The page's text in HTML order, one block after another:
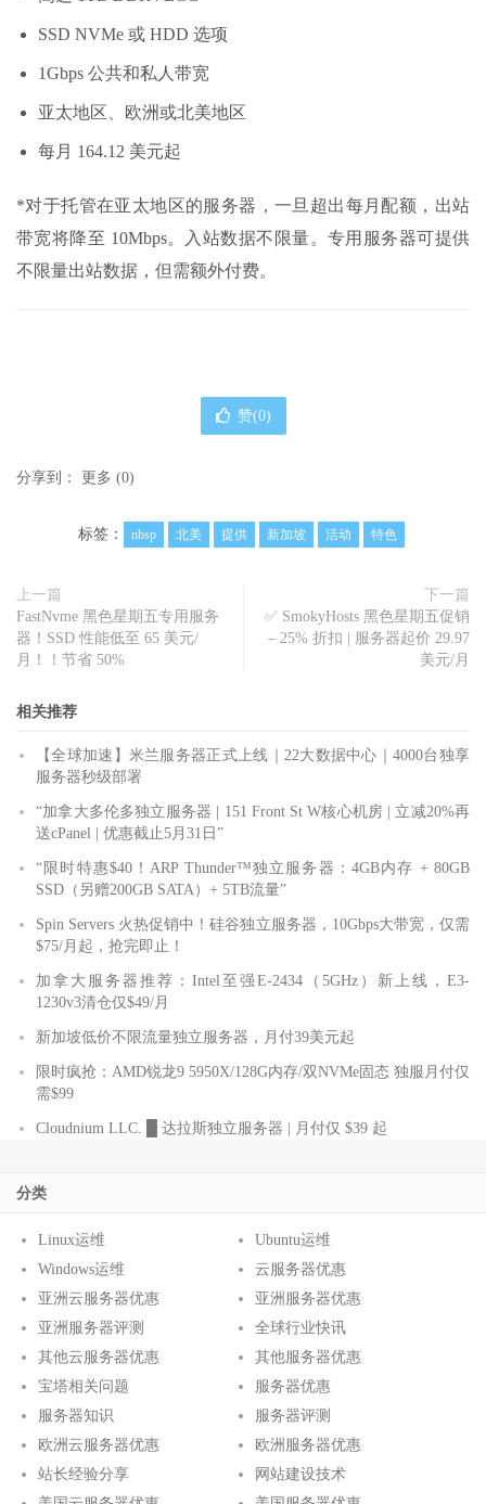
SSD NVMe 或 HDD 选项
1Gbps 公共和私人带宽
亚太地区、欧洲或北美地区
每月 164.12 美元起
*对于托管在亚太地区的服务器，一旦超出每月配额，出站
带宽将降至 10Mbps。入站数据不限量。专用服务器可提供
不限量出站数据，但需额外付费。
赞(0)
分享到： 更多 (0)
标签： nbsp 北美 提供 新加坡 活动 特色
上一篇
FastNvme 黑色星期五专用服务
器！SSD 性能低至 65 美元/
月！！节省 50%
下一篇
✅ SmokyHosts 黑色星期五促销
– 25% 折扣 | 服务器起价 29.97
美元/月
相关推荐
【全球加速】米兰服务器正式上线｜22大数据中心｜4000台独享
服务器秒级部署
“加拿大多伦多独立服务器 | 151 Front St W核心机房 | 立减20%再
送cPanel | 优惠截止5月31日”
“限时特惠$40！ARP Thunder™独立服务器：4GB内存 + 80GB
SSD（另赠200GB SATA）+ 5TB流量”
Spin Servers 火热促销中！硅谷独立服务器，10Gbps大带宽，仅需
$75/月起，抢完即止！
加拿大服务器推荐：Intel至强E-2434（5GHz）新上线，E3-
1230v3清仓仅$49/月
新加坡低价不限流量独立服务器，月付39美元起
限时疯抢：AMD锐龙9 5950X/128G内存/双NVMe固态 独服月付仅
需$99
Cloudnium LLC. █ 达拉斯独立服务器 | 月付仅 $39 起
分类
Linux运维
Ubuntu运维
Windows运维
云服务器优惠
亚洲云服务器优惠
亚洲服务器优惠
亚洲服务器评测
全球行业快讯
其他云服务器优惠
其他服务器优惠
宝塔相关问题
服务器优惠
服务器知识
服务器评测
欧洲云服务器优惠
欧洲服务器优惠
站长经验分享
网站建设技术